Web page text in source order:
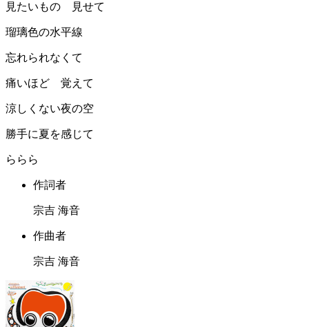
見たいもの 見せて
瑠璃色の水平線
忘れられなくて
痛いほど 覚えて
涼しくない夜の空
勝手に夏を感じて
ららら
作詞者
宗吉 海音
作曲者
宗吉 海音